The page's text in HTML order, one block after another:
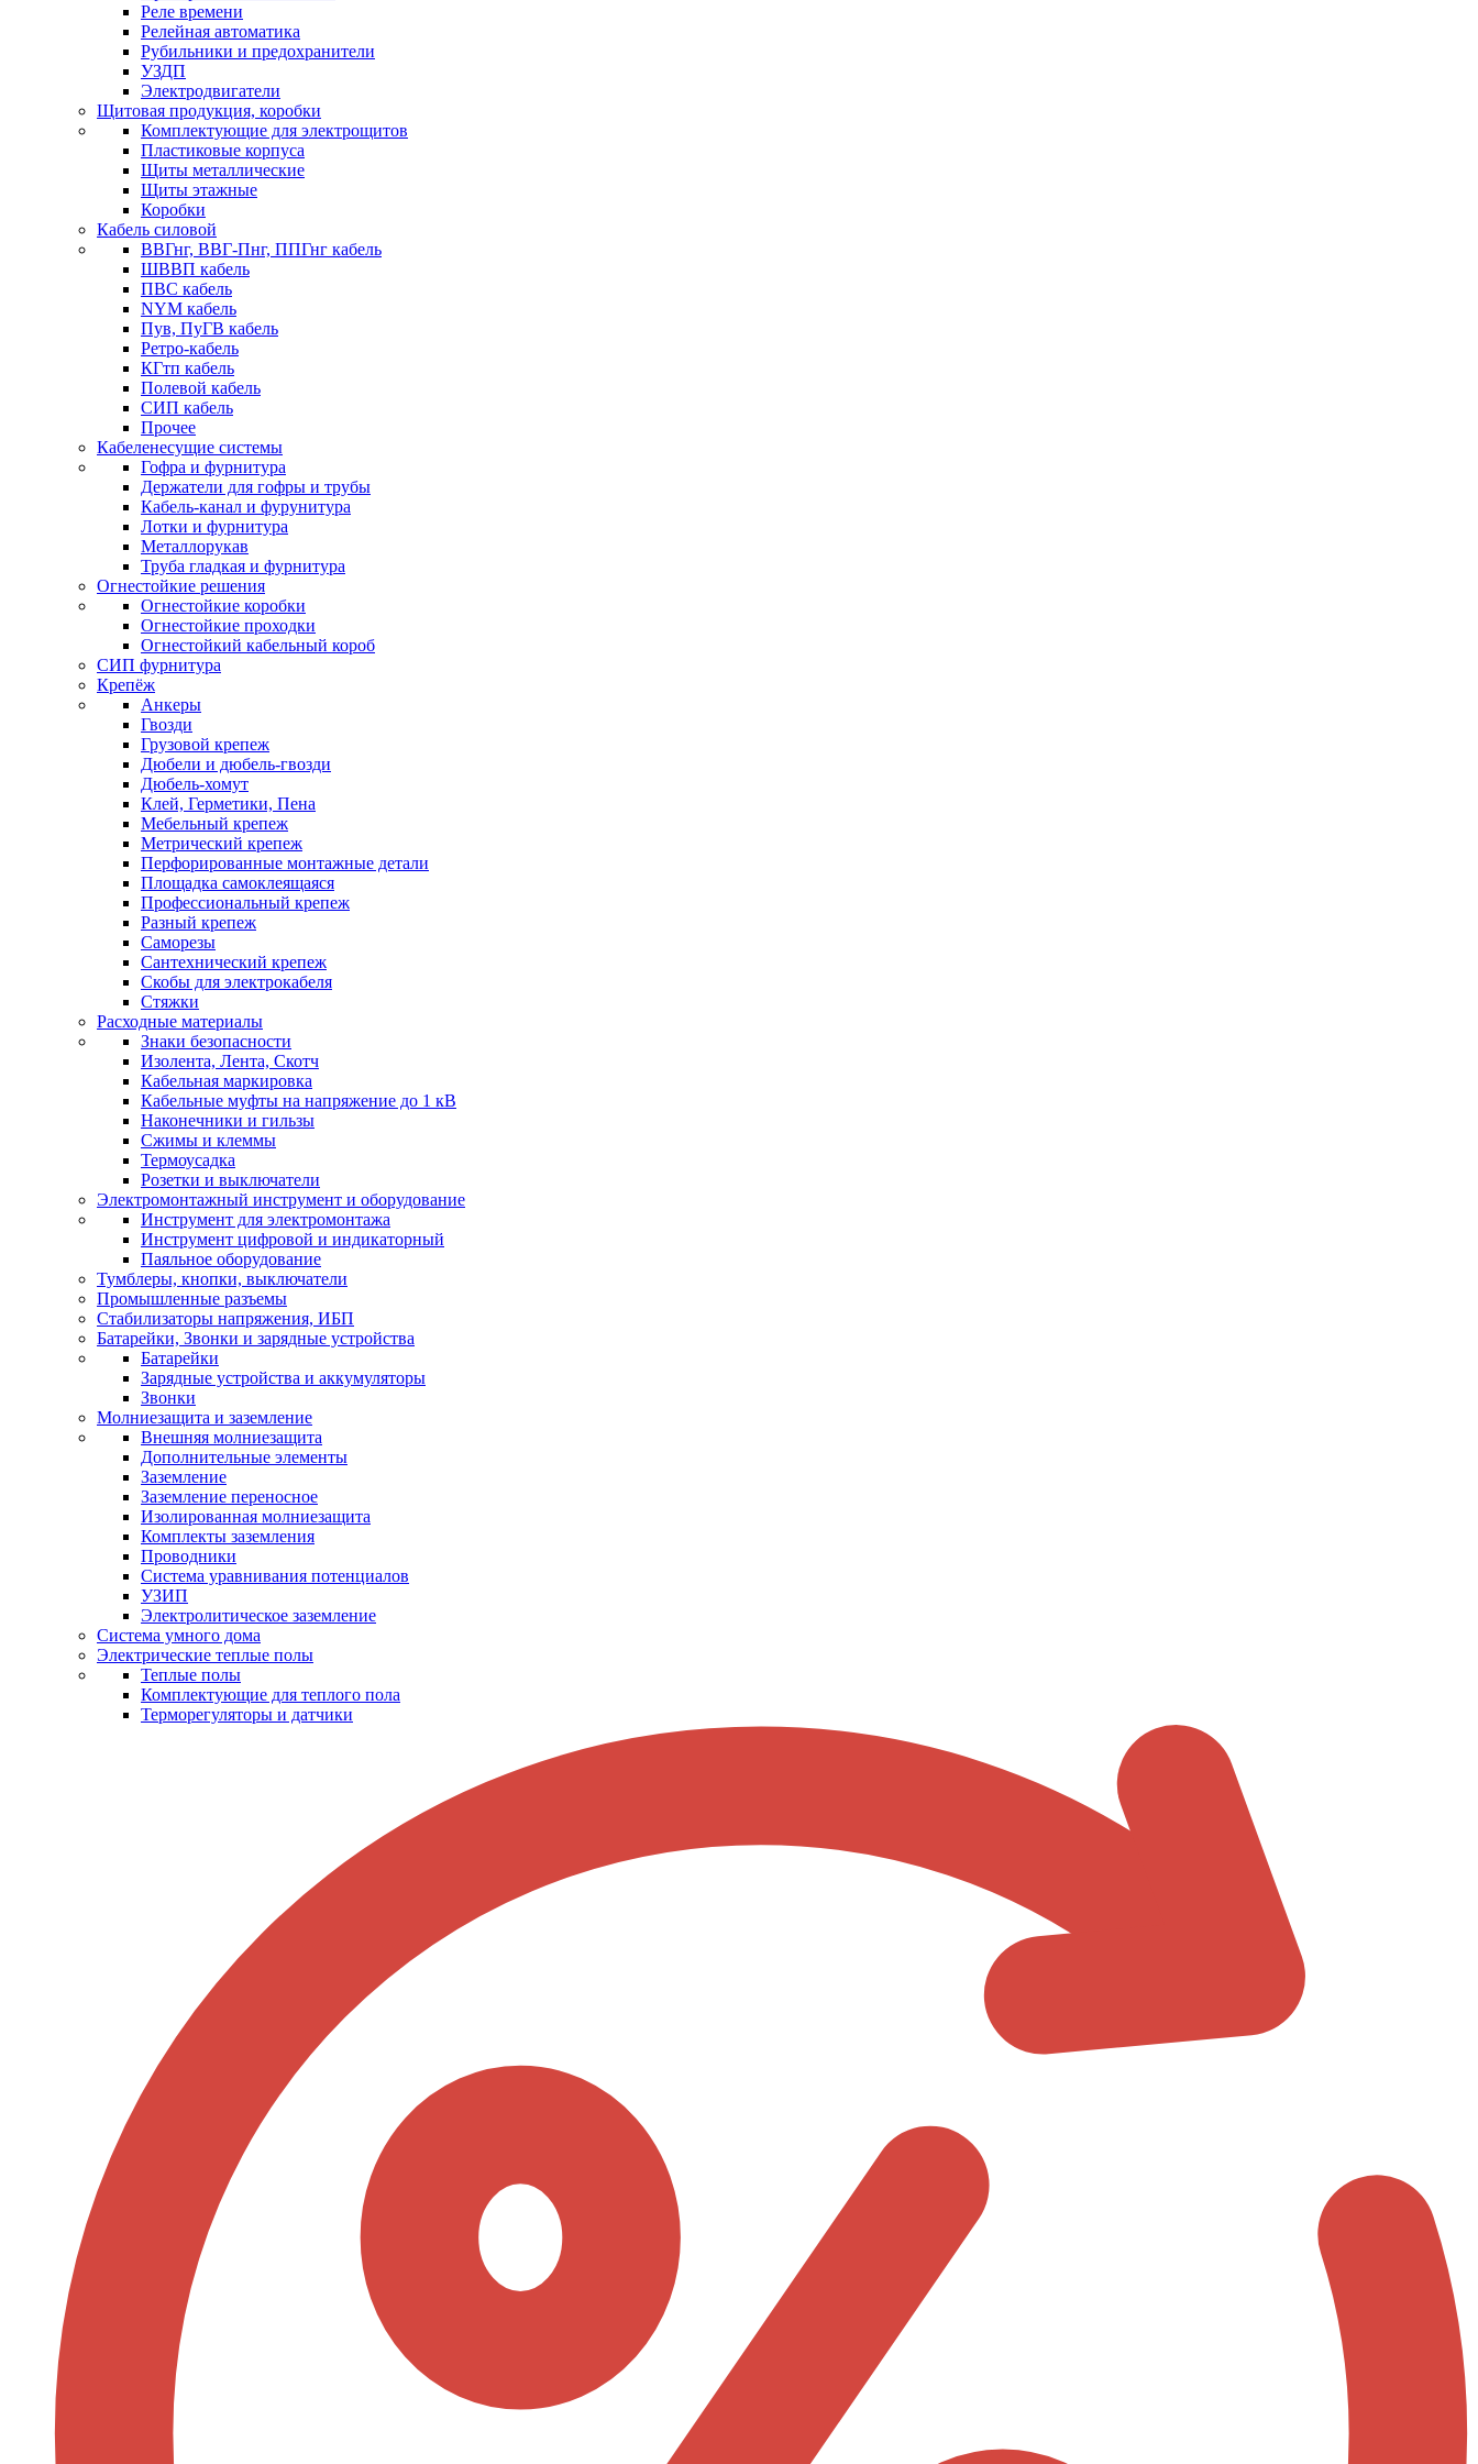
Реле времени
Релейная автоматика
Рубильники и предохранители
УЗДП
Электродвигатели
Щитовая продукция, коробки
Комплектующие для электрощитов
Пластиковые корпуса
Щиты металлические
Щиты этажные
Коробки
Кабель силовой
ВВГнг, ВВГ-Пнг, ППГнг кабель
ШВВП кабель
ПВС кабель
NYM кабель
Пув, ПуГВ кабель
Ретро-кабель
КГтп кабель
Полевой кабель
СИП кабель
Прочее
Кабеленесущие системы
Гофра и фурнитура
Держатели для гофры и трубы
Кабель-канал и фурунитура
Лотки и фурнитура
Металлорукав
Труба гладкая и фурнитура
Огнестойкие решения
Огнестойкие коробки
Огнестойкие проходки
Огнестойкий кабельный короб
СИП фурнитура
Крепёж
Анкеры
Гвозди
Грузовой крепеж
Дюбели и дюбель-гвозди
Дюбель-хомут
Клей, Герметики, Пена
Мебельный крепеж
Метрический крепеж
Перфорированные монтажные детали
Площадка самоклеящаяся
Профессиональный крепеж
Разный крепеж
Саморезы
Сантехнический крепеж
Скобы для электрокабеля
Стяжки
Расходные материалы
Знаки безопасности
Изолента, Лента, Скотч
Кабельная маркировка
Кабельные муфты на напряжение до 1 кВ
Наконечники и гильзы
Сжимы и клеммы
Термоусадка
Розетки и выключатели
Электромонтажный инструмент и оборудование
Инструмент для электромонтажа
Инструмент цифровой и индикаторный
Паяльное оборудование
Тумблеры, кнопки, выключатели
Промышленные разъемы
Стабилизаторы напряжения, ИБП
Батарейки, Звонки и зарядные устройства
Батарейки
Зарядные устройства и аккумуляторы
Звонки
Молниезащита и заземление
Внешняя молниезащита
Дополнительные элементы
Заземление
Заземление переносное
Изолированная молниезащита
Комплекты заземления
Проводники
Система уравнивания потенциалов
УЗИП
Электролитическое заземление
Система умного дома
Электрические теплые полы
Теплые полы
Комплектующие для теплого пола
Терморегуляторы и датчики